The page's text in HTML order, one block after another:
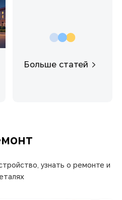
Больше статей
узнать о ремонте и